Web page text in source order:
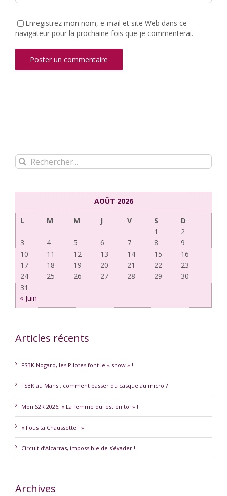
Enregistrez mon nom, e-mail et site Web dans ce
navigateur pour la prochaine fois que je commenterai.
Rechercher:
AOÛT 2026
L
M M J V S
D
1
2
3
4 5 6 7 8
9
10
11 12 13 14 15
16
17
18 19 20 21 22
23
24
25 26 27 28 29
30
31
« Juin
Articles récents
FSBK Nogaro, les Pilotes font le « show » !
FSBK au Mans : comment passer du casque au micro ?
Mon S2R 2026, « La femme qui est en toi » !
« Fous ta Chaussette ! »
Circuit d’Alcarras, impossible de s’évader !
Archives